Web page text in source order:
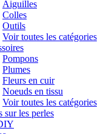
Aiguilles
Colles
Outils
Voir toutes les catégories
Pompons
Plumes
Fleurs en cuir
Noeuds en tissu
Voir toutes les catégories
sur les perles